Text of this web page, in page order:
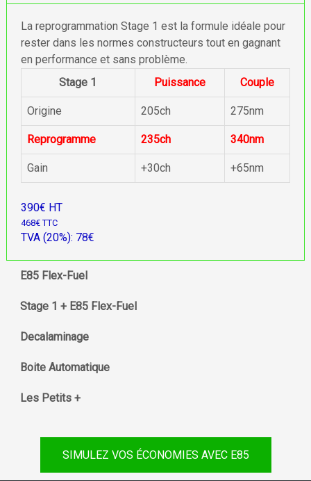
La reprogrammation Stage 1 est la formule idéale pour
rester dans les normes constructeurs tout en gagnant
en performance et sans problème.
Stage 1
Puissance Couple
Origine 205ch 275nm
Reprogramme 235ch 340nm
Gain +30ch +65nm
390€ HT
468€ TTC
TVA (20%): 78€
E85 Flex-Fuel
Stage 1 + E85 Flex-Fuel
Decalaminage
Boite Automatique
Les Petits +
SIMULEZ VOS ÉCONOMIES AVEC E85